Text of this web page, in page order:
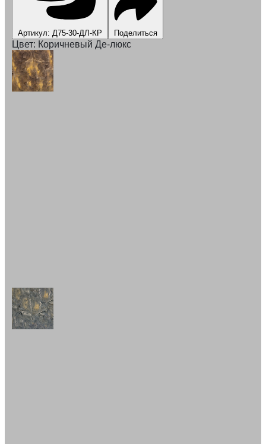
Артикул: Д75-30-ДЛ-КР Поделиться
Цвет: Коричневый Де-люкс